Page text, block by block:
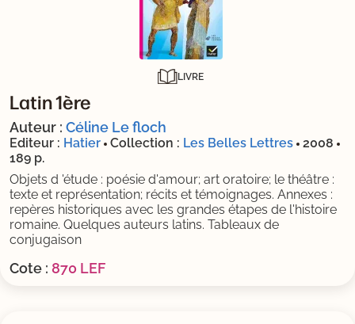
LIVRE
Latin 1ère
Auteur : Céline Le floch
Editeur : Hatier Collection : Les Belles Lettres
2008
189 p.
Objets d 'étude : poésie d'amour; art oratoire; le théâtre :
texte et représentation; récits et témoignages. Annexes :
repères historiques avec les grandes étapes de l'histoire
romaine. Quelques auteurs latins. Tableaux de
conjugaison
Cote : 870 LEF